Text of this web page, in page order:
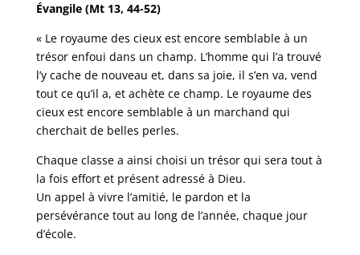
Évangile (Mt 13, 44-52)
« Le royaume des cieux est encore semblable à un
trésor enfoui dans un champ. L’homme qui l’a trouvé
l’y cache de nouveau et, dans sa joie, il s’en va, vend
tout ce qu’il a, et achète ce champ. Le royaume des
cieux est encore semblable à un marchand qui
cherchait de belles perles.
Chaque classe a ainsi choisi un trésor qui sera tout à
la fois effort et présent adressé à Dieu.
Un appel à vivre l’amitié, le pardon et la
persévérance tout au long de l’année, chaque jour
d’école.